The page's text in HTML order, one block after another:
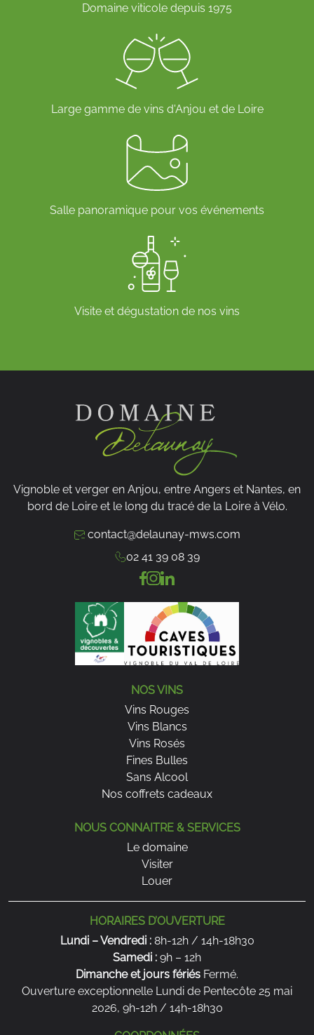
Domaine viticole depuis 1975
Large gamme de vins d'Anjou et de Loire
Salle panoramique pour vos événements
Visite et dégustation de nos vins
Vignoble et verger en Anjou, entre Angers et Nantes, en
bord de Loire et le long du tracé de la Loire à Vélo.
contact@delaunay-mws.com
02 41 39 08 39
NOS VINS
Vins Rouges
Vins Blancs
Vins Rosés
Fines Bulles
Sans Alcool
Nos coffrets cadeaux
NOUS CONNAITRE & SERVICES
Le domaine
Visiter
Louer
HORAIRES D’OUVERTURE
Lundi – Vendredi :8h-12h / 14h-18h30
Samedi : 9h – 12h
Dimanche et jours fériés Fermé.
Ouverture exceptionnelle Lundi de Pentecôte 25 mai
2026, 9h-12h / 14h-18h30